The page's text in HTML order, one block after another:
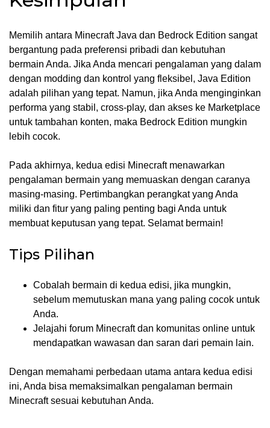
Memilih antara Minecraft Java dan Bedrock Edition sangat
bergantung pada preferensi pribadi dan kebutuhan
bermain Anda. Jika Anda mencari pengalaman yang dalam
dengan modding dan kontrol yang fleksibel, Java Edition
adalah pilihan yang tepat. Namun, jika Anda menginginkan
performa yang stabil, cross-play, dan akses ke Marketplace
untuk tambahan konten, maka Bedrock Edition mungkin
lebih cocok.
Pada akhirnya, kedua edisi Minecraft menawarkan
pengalaman bermain yang memuaskan dengan caranya
masing-masing. Pertimbangkan perangkat yang Anda
miliki dan fitur yang paling penting bagi Anda untuk
membuat keputusan yang tepat. Selamat bermain!
Tips Pilihan
Cobalah bermain di kedua edisi, jika mungkin,
sebelum memutuskan mana yang paling cocok untuk
Anda.
Jelajahi forum Minecraft dan komunitas online untuk
mendapatkan wawasan dan saran dari pemain lain.
Dengan memahami perbedaan utama antara kedua edisi
ini, Anda bisa memaksimalkan pengalaman bermain
Minecraft sesuai kebutuhan Anda.